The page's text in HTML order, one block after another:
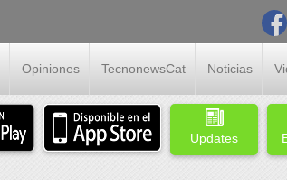
Opiniones TecnonewsCat Noticias
Updates